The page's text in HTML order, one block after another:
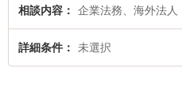
相談内容 企業法務、海外法人
詳細条件 未選択